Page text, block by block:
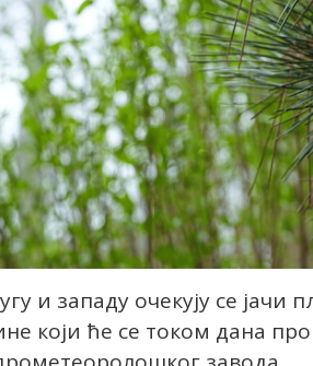
и западу очекују се
који ће се током дана